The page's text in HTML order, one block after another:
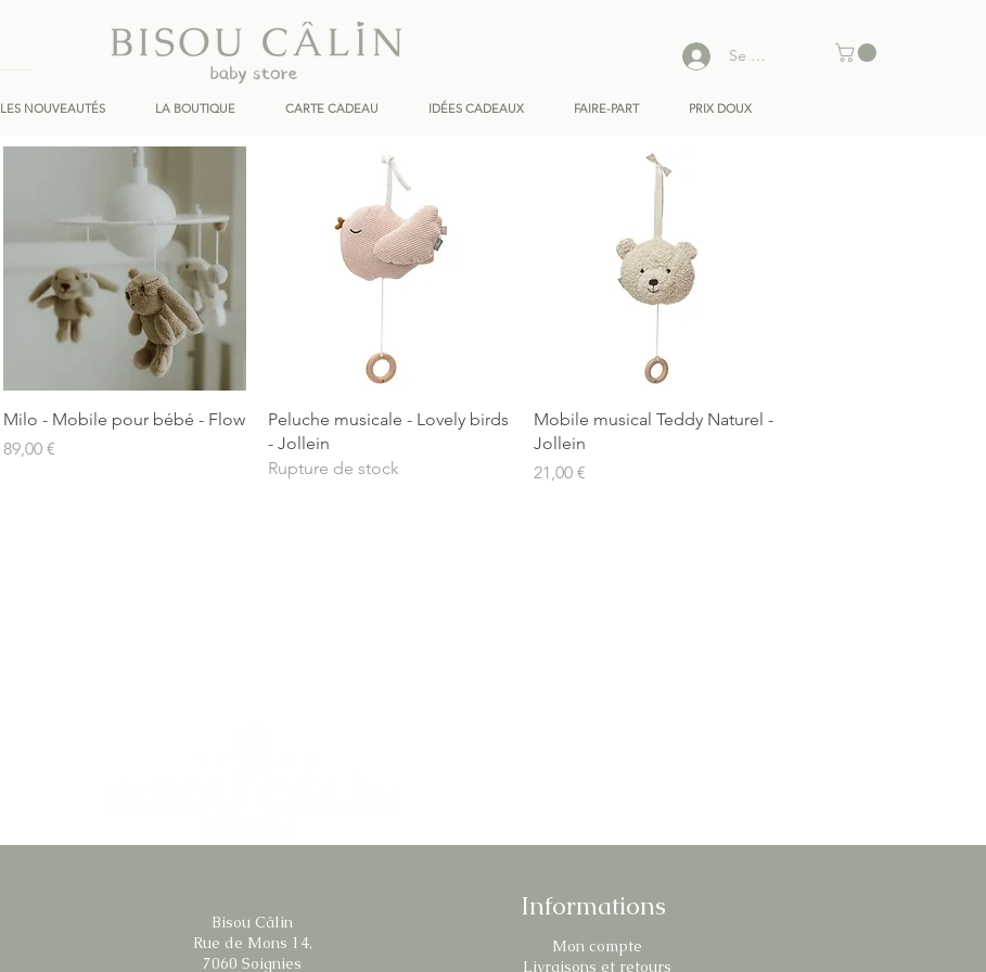
LES NOUVEAUTÉS LA BOUTIQUE CARTE CADEAU IDÉES CADEAUX FAIRE-PART PRIX DOUX
Se connecter
Aperçu rapide
Milo - Mobile pour bébé - Flow
Prix
89,00 €
Aperçu rapide
Peluche musicale - Lovely birds
- Jollein
Rupture de stock
Aperçu rapide
Mobile musical Teddy Naturel -
Jollein
Prix
21,00 €
Bisou Câlin
Rue de Mons 14,
7060 Soignies
Informations
Mon compte
Livraisons et retours